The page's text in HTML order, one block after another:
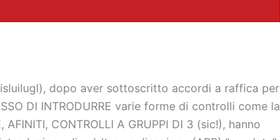
dopo aver sottoscritto accordi a raffica per
DI INTRODURRE varie forme di controlli come la
AFINITI, CONTROLLI A GRUPPI DI 3 (sic!), hanno